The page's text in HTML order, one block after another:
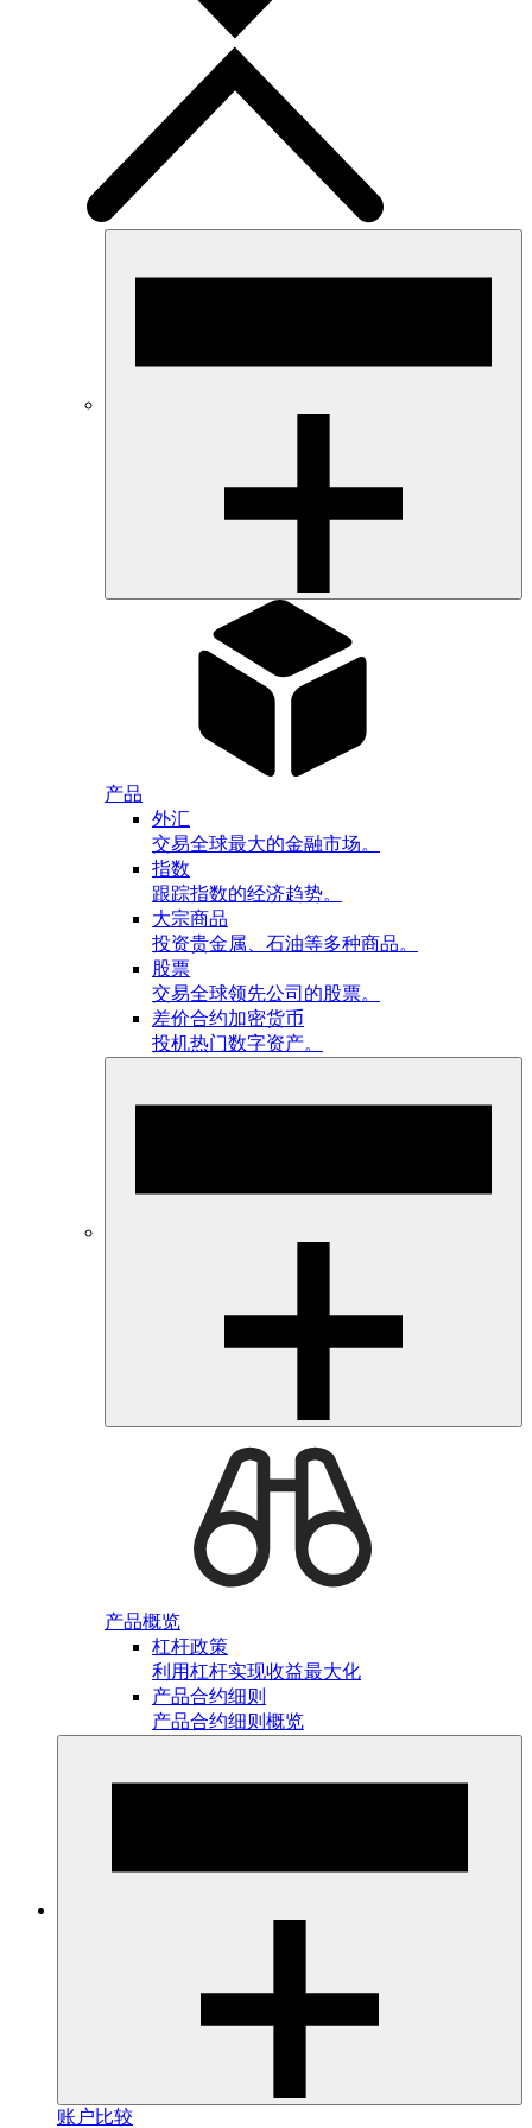
产品
外汇
交易全球最大的金融市场。
指数
跟踪指数的经济趋势。
大宗商品
投资贵金属、石油等多种商品。
股票
交易全球领先公司的股票。
差价合约加密货币
投机热门数字资产。
产品概览
杠杆政策
利用杠杆实现收益最大化
产品合约细则
产品合约细则概览
账户比较